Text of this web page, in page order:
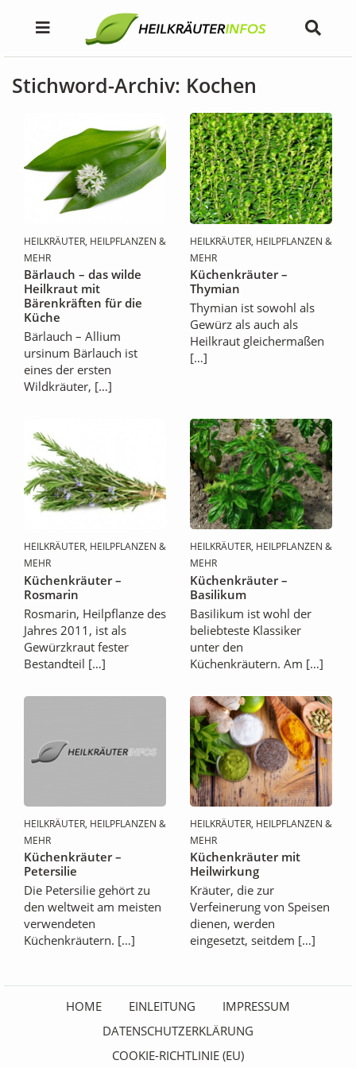
Stichword-Archiv: Kochen
HEILKRÄUTER, HEILPFLANZEN &
MEHR
Bärlauch – das wilde
Heilkraut mit
Bärenkräften für die
Küche
Bärlauch – Allium
ursinum Bärlauch ist
eines der ersten
Wildkräuter, […]
HEILKRÄUTER, HEILPFLANZEN &
MEHR
Küchenkräuter –
Thymian
Thymian ist sowohl als
Gewürz als auch als
Heilkraut gleichermaßen
[…]
HEILKRÄUTER, HEILPFLANZEN &
MEHR
Küchenkräuter –
Rosmarin
Rosmarin, Heilpflanze des
Jahres 2011, ist als
Gewürzkraut fester
Bestandteil […]
HEILKRÄUTER, HEILPFLANZEN &
MEHR
Küchenkräuter –
Basilikum
Basilikum ist wohl der
beliebteste Klassiker
unter den
Küchenkräutern. Am […]
HEILKRÄUTER, HEILPFLANZEN &
MEHR
Küchenkräuter –
Petersilie
Die Petersilie gehört zu
den weltweit am meisten
verwendeten
Küchenkräutern. […]
HEILKRÄUTER, HEILPFLANZEN &
MEHR
Küchenkräuter mit
Heilwirkung
Kräuter, die zur
Verfeinerung von Speisen
dienen, werden
eingesetzt, seitdem […]
HOME EINLEITUNG
IMPRESSUM
DATENSCHUTZERKLÄRUNG
COOKIE-RICHTLINIE (EU)